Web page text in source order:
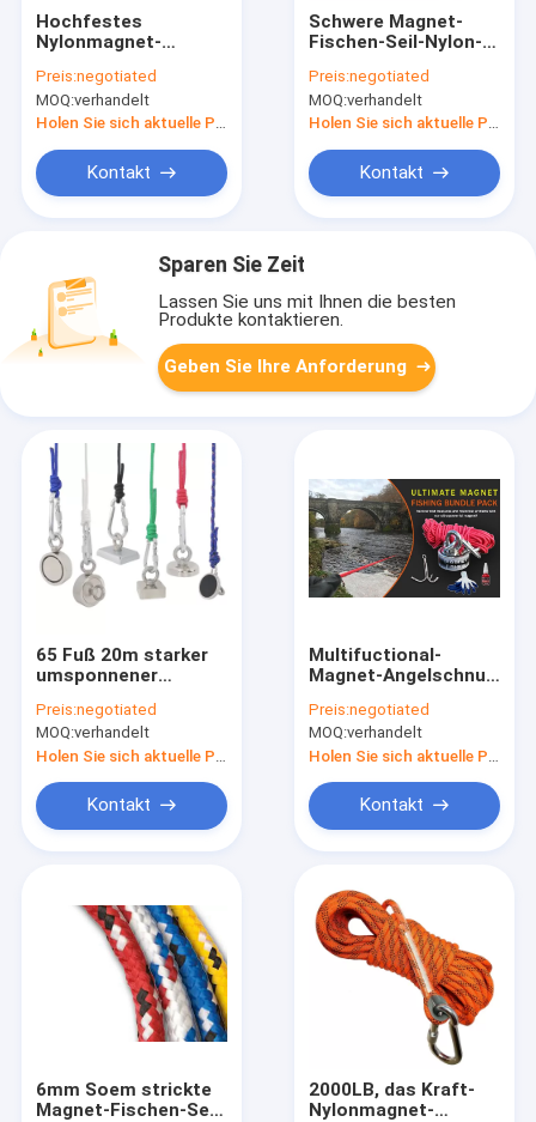
Hochfestes
Nylonmagnet-
6mm mit Carabiner
Preis:negotiated
MOQ:verhandelt
Holen Sie sich aktuelle Preis
Kontakt
Schwere Magnet-
Fischen-Seil-Nylon-
65Feet mit
Sicherheitsschloß
Preis:negotiated
MOQ:verhandelt
Holen Sie sich aktuelle Preis
Kontakt
Sparen Sie Zeit
Lassen Sie uns mit Ihnen die besten
Produkte kontaktieren.
Geben Sie Ihre Anforderung
65 Fuß 20m starker
umsponnener
Ankern
Preis:negotiated
MOQ:verhandelt
Kontakt
Multifuctional-
Magnet-Angelschnur-
Carabiner
Preis:negotiated
MOQ:verhandelt
Kontakt
6mm Soem strickte
Magnet-Fischen-Seil-
2000LB, das Kraft-
Nylonmagnet-